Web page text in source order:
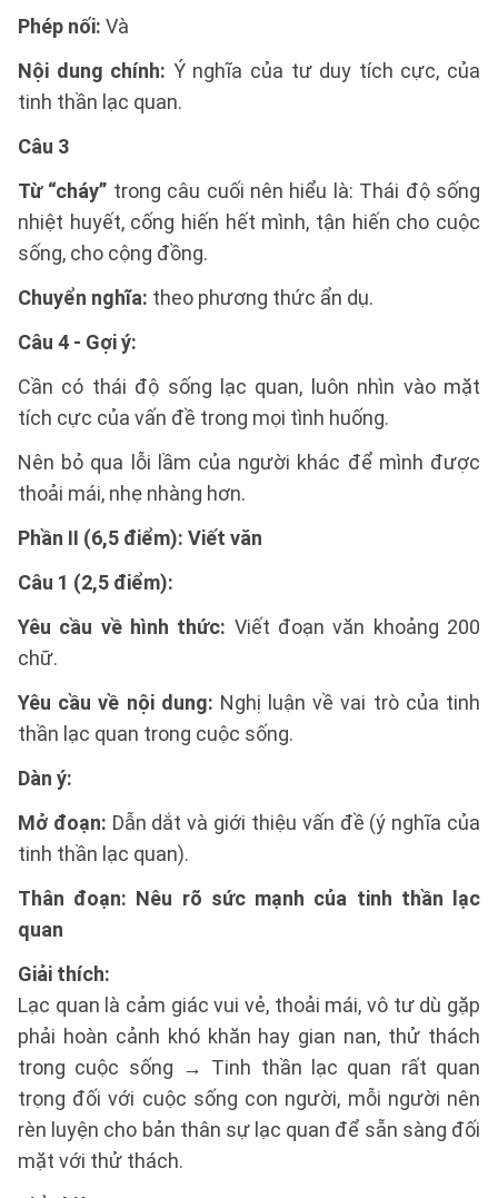
Phép nối: Và
Nội dung chính: Ý nghĩa của tư duy tích cực, của
tinh thần lạc quan.
Câu 3
Từ “cháy” trong câu cuối nên hiểu là: Thái độ sống
nhiệt huyết, cống hiến hết mình, tận hiến cho cuộc
sống, cho cộng đồng.
Chuyển nghĩa: theo phương thức ẩn dụ.
Câu 4 - Gợi ý:
Cần có thái độ sống lạc quan, luôn nhìn vào mặt
tích cực của vấn đề trong mọi tình huống.
Nên bỏ qua lỗi lầm của người khác để mình được
thoải mái, nhẹ nhàng hơn.
Phần II (6,5 điểm): Viết văn
Câu 1 (2,5 điểm):
Yêu cầu về hình thức: Viết đoạn văn khoảng 200
chữ.
Yêu cầu về nội dung: Nghị luận về vai trò của tinh
thần lạc quan trong cuộc sống.
Dàn ý:
Mở đoạn: Dẫn dắt và giới thiệu vấn đề (ý nghĩa của
tinh thần lạc quan).
Thân đoạn: Nêu rõ sức mạnh của tinh thần lạc
quan
Giải thích:
Lạc quan là cảm giác vui vẻ, thoải mái, vô tư dù gặp
phải hoàn cảnh khó khăn hay gian nan, thử thách
trong cuộc sống → Tinh thần lạc quan rất quan
trọng đối với cuộc sống con người, mỗi người nên
rèn luyện cho bản thân sự lạc quan để sẵn sàng đối
mặt với thử thách.